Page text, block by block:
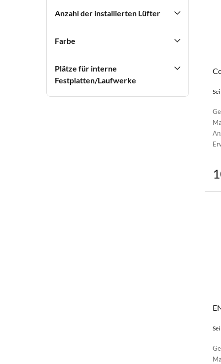
Anzahl der installierten Lüfter
Farbe
Plätze für interne
Festplatten/Laufwerke